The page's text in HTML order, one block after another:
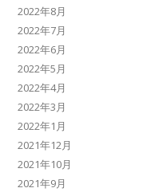
2022年8月
2022年7月
2022年6月
2022年5月
2022年4月
2022年3月
2022年1月
2021年12月
2021年10月
2021年9月